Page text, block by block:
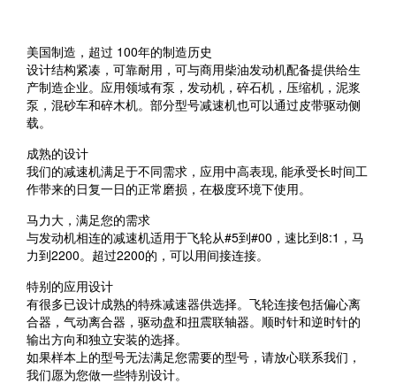
美国制造，超过 100年的制造历史
设计结构紧凑，可靠耐用，可与商用柴油发动机配备提供给生
产制造企业。应用领域有泵，发动机，碎石机，压缩机，泥浆
泵，混砂车和碎木机。部分型号减速机也可以通过皮带驱动侧
载。
成熟的设计
我们的减速机满足于不同需求，应用中高表现, 能承受长时间工
作带来的日复一日的正常磨损，在极度环境下使用。
马力大，满足您的需求
与发动机相连的减速机适用于飞轮从#5到#00，速比到8:1，马
力到2200。超过2200的，可以用间接连接。
特别的应用设计
有很多已设计成熟的特殊减速器供选择。飞轮连接包括偏心离
合器，气动离合器，驱动盘和扭震联轴器。顺时针和逆时针的
输出方向和独立安装的选择。
如果样本上的型号无法满足您需要的型号，请放心联系我们，
我们愿为您做一些特别设计。